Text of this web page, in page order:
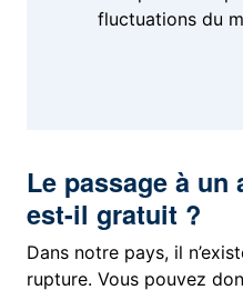
fluctuations du
Le passage à
est-il gratuit ?
Dans notre pays, il
rupture. Vous pouvez